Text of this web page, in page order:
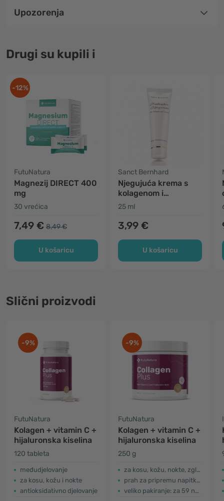
Upozorenja
Drugi su kupili i
-12%
FutuNatura
Magnezij DIRECT 400
mg
30 vrećica
7,49 € 8,49 €
U košaricu
Sanct Bernhard
Njegujuća krema s
kolagenom i
karotinom
25 ml
3,99 €
U košaricu
Slični proizvodi
-9%
FutuNatura
Kolagen + vitamin C +
hijaluronska kiselina
120 tableta
međudjelovanje
za kosu, kožu i nokte
antioksidativno djelovanje
-9%
FutuNatura
Kolagen + vitamin C +
hijaluronska kiselina
250 g
za kosu, kožu, nokte, zglobove
prah za pripremu napitka s okusom marakuje
veliko pakiranje: za 59 napitaka